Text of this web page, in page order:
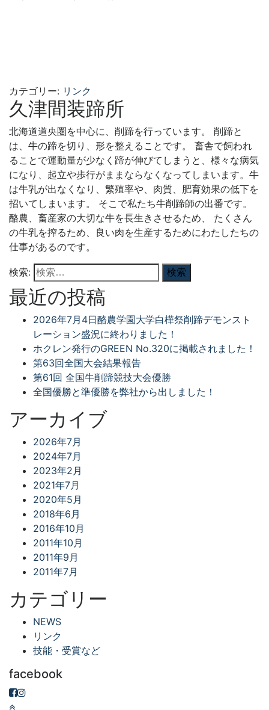
カテゴリー: リンク
久津間装蹄所
北海道道央圏を中心に、削蹄を行っています。 削蹄と
は、牛の蹄を切り、形を整えることです。 畜舎で飼われ
ることで運動量が少なく蹄が伸びてしまうと、様々な病気
になり、起立や歩行がままならなくなってしまいます。牛
は牛乳が出なくなり、繁殖率や、肉質、肥育効果の低下を
招いてしまいます。 そこで私たち牛削蹄師の出番です。
酪農、畜産家の大切な牛を長生きさせるため、 たくさん
の牛乳を搾るため、良い肉を生産するためにわたしたちの
仕事があるのです。
検索:
最近の投稿
2026年7月4日酪農学園大学白樺祭削蹄デモンスト
レーション盛況に終わりました！
ホクレン発行のGREEN No.320に掲載されました！
第63回全国大会結果報告
第61回 全国牛削蹄競技大会優勝
全国優勝と準優勝を弊社から出しました！
アーカイブ
2026年7月
2024年7月
2023年2月
2021年7月
2020年5月
2018年6月
2016年10月
2011年10月
2011年9月
2011年7月
カテゴリー
NEWS
リンク
技能・受賞など
facebook